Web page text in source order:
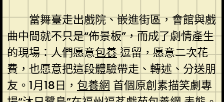
當舞臺走出戲院、嵌進街區，會館與戲
曲中間就不只是“佈景板”，而成了劇情產生
的現場：人們愿意包養逗留，愿意二次花
費，也愿意把這段體驗帶走、轉述、分送朋
友。1月18日， 包養網 首個原創素描笑劇專